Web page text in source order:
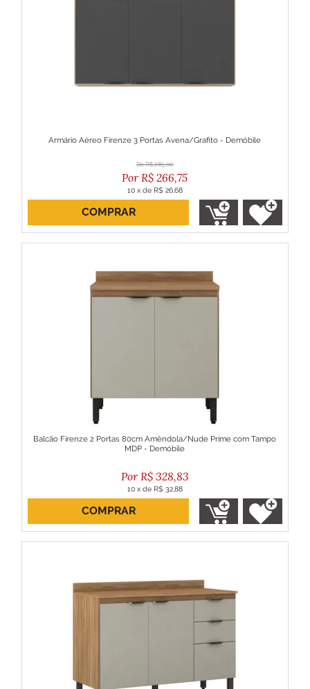
Armário Aéreo Firenze 3 Portas Avena/Grafito - Demóbile
R$ 285,00
R$ 266,75
10 x de R$ 26,68
ou R$ 240,08 no boleto
COMPRAR
Balcão Firenze 2 Portas 80cm Amêndola/Nude Prime com Tampo
MDP - Demóbile
R$ 328,83
10 x de R$ 32,88
ou R$ 295,95 no boleto
COMPRAR